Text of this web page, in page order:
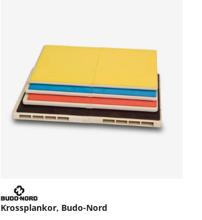
Krossplankor, Budo-Nord